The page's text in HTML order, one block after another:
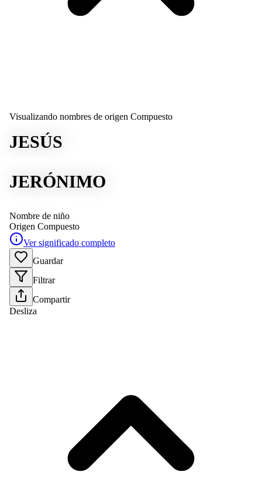
Visualizando nombres de origen Compuesto
JESÚS
JERÓNIMO
Nombre de niño
Origen Compuesto
Ver significado completo
Guardar
Filtrar
Compartir
Desliza